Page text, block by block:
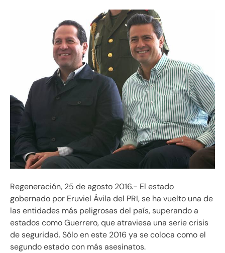
Regeneración, 25 de agosto 2016.- El estado
gobernado por Eruviel Ávila del PRI, se ha vuelto una de
las entidades más peligrosas del país, superando a
estados como Guerrero, que atraviesa una serie crisis
de seguridad. Sólo en este 2016 ya se coloca como el
segundo estado con más asesinatos.